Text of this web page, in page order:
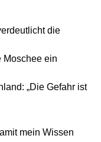
die
Moschee ein
„Die Gefahr ist
mein Wissen